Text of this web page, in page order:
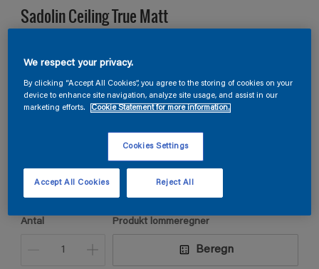
Sadolin Ceiling True Matt
2,5L
Antal Produkt lommeregner
Beregn
We respect your privacy.
By clicking “Accept All Cookies”, you agree to the storing of cookies on your
device to enhance site navigation, analyze site usage, and assist in our
marketing efforts.
Cookie Statement for more information.
Cookies Settings
Reject All
Accept All Cookies